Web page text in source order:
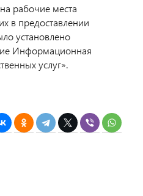
рабочие места
в предоставлении
установлено
Информационная
услуг».